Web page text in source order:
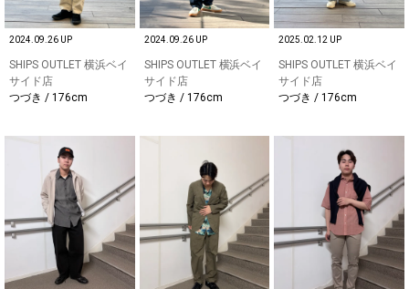
2024.09.26 UP
SHIPS OUTLET 横浜ベイ
サイド店
つづき / 176cm
2024.09.26 UP
SHIPS OUTLET 横浜ベイ
サイド店
つづき / 176cm
2025.02.12 UP
SHIPS OUTLET 横浜ベイ
サイド店
つづき / 176cm